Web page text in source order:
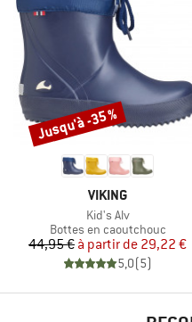
MARQUE
VIKING
Article
Kid's Alv
Product group
Bottes en caoutchouc
Prix
44,95 € Prix réduit
à partir de 29,22 €
5,0(5)
Remise
Jusqu'à -35 %